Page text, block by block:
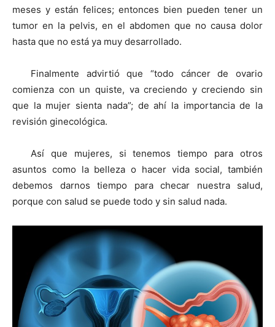
meses y están felices; entonces bien pueden tener un
tumor en la pelvis, en el abdomen que no causa dolor
hasta que no está ya muy desarrollado.
Finalmente advirtió que “todo cáncer de ovario
comienza con un quiste, va creciendo y creciendo sin
que la mujer sienta nada”; de ahí la importancia de la
revisión ginecológica.
Así que mujeres, si tenemos tiempo para otros
asuntos como la belleza o hacer vida social, también
debemos darnos tiempo para checar nuestra salud,
porque con salud se puede todo y sin salud nada.